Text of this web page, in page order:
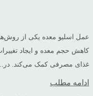
عمل اسلیو معده یکی از
کاهش حجم معده و ایجاد
غذای مصرفی کمک می‌کند.
ادامه مطلب